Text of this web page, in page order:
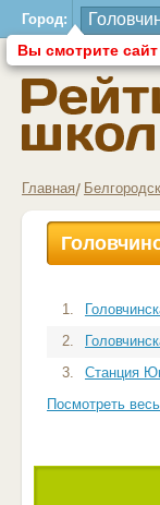
Город:
Вы смотрите
Главная
1.
2.
3.
Станция
Посмотреть